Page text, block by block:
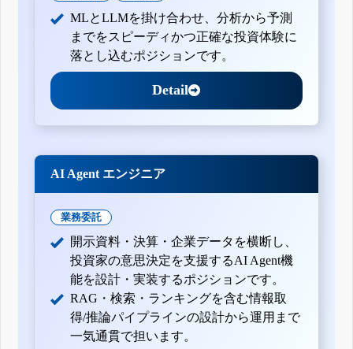
MLとLLMを掛け合わせ、分析から予測
までをスピーディかつ正確な投資体験に
落とし込むポジションです。
Detail
AI Agent エンジニア
業務委託
開示資料・決算・企業データを横断し、
投資家の意思決定を支援するAI Agent機
能を設計・実装するポジションです。
RAG・検索・ランキングを含む情報取
得/推論パイプラインの設計から運用まで
一気通貫で担います。